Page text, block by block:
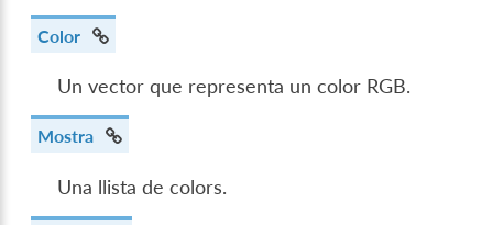
Color
Un vector que representa un color RGB.
Mostra
Una llista de colors.